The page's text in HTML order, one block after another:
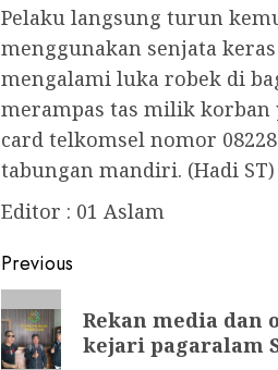
Pelaku langsung turun
menggunakan senjata
mengalami luka robek di
merampas tas milik korban
card telkomsel nomor
tabungan mandiri. (Hadi ST)
Editor : 01 Aslam
Post
navigation
Previous
Previous
post:
Rekan media dan
kejari pagaralam